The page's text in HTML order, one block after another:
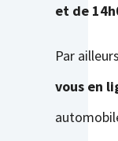
et de
Par
vous en